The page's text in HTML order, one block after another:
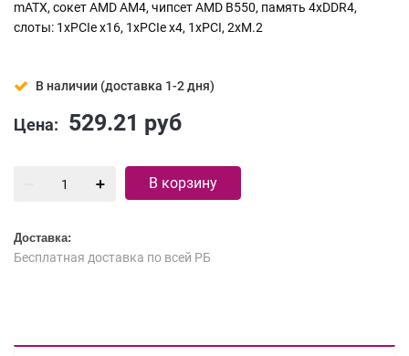
mATX, сокет AMD AM4, чипсет AMD B550, память 4xDDR4,
слоты: 1xPCIe x16, 1xPCIe x4, 1xPCI, 2xM.2
В наличии (доставка 1-2 дня)
Цена: 529.21 руб
В корзину
Доставка:
Бесплатная доставка по всей РБ